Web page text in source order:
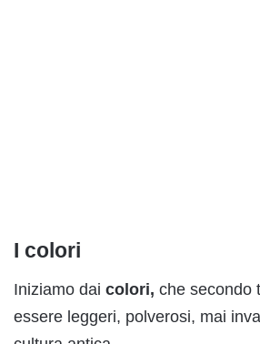
I colori
Iniziamo dai colori, che secondo
essere leggeri, polverosi, mai